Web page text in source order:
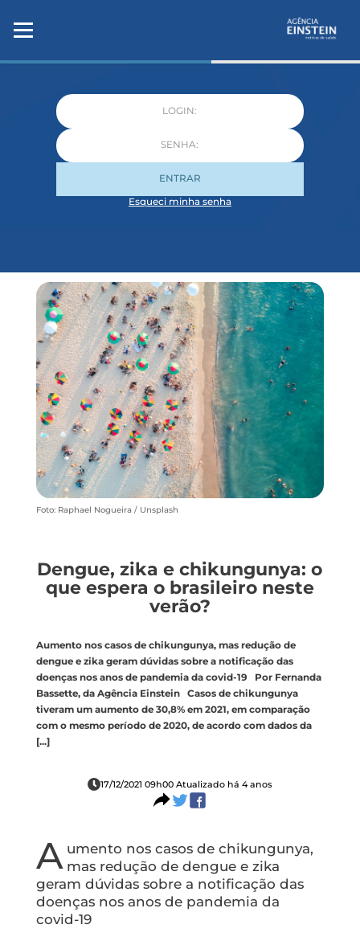
ENTRAR
Esqueci minha senha
Foto: Raphael Nogueira / Unsplash
Dengue, zika e chikungunya: o
que espera o brasileiro neste
verão?
Aumento nos casos de chikungunya, mas redução de
dengue e zika geram dúvidas sobre a notificação das
doenças nos anos de pandemia da covid-19 Por Fernanda
Bassette, da Agência Einstein Casos de chikungunya
tiveram um aumento de 30,8% em 2021, em comparação
com o mesmo período de 2020, de acordo com dados da
[...]
17/12/2021 09h00 Atualizado há 4 anos
A umento nos casos de chikungunya,
mas redução de dengue e zika
geram dúvidas sobre a notificação das
doenças nos anos de pandemia da
covid-19